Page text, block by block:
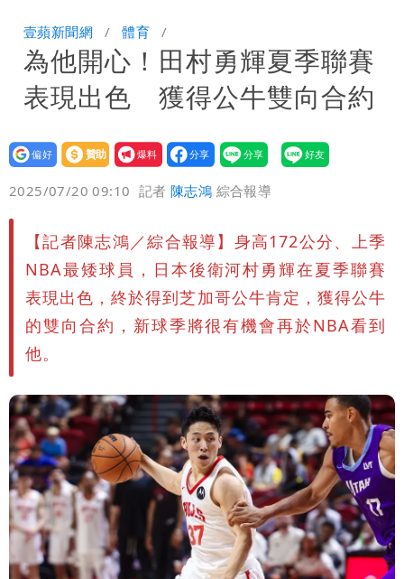
痛罵「蔣萬安無能無恥」
桃園又要大停水！最長一早到晚上七點都
沒水用
壹蘋新聞網 體育
為他開心！田村勇輝夏季聯賽
表現出色 獲得公牛雙向合約
設為
贊助
我要
爆料
2025/07/20 09:10 記者陳志鴻 綜合報導
【記者陳志鴻／綜合報導】身高172公分、上季
NBA最矮球員，日本後衛河村勇輝在夏季聯賽
表現出色，終於得到芝加哥公牛肯定，獲得公牛
的雙向合約，新球季將很有機會再於NBA看到
他。